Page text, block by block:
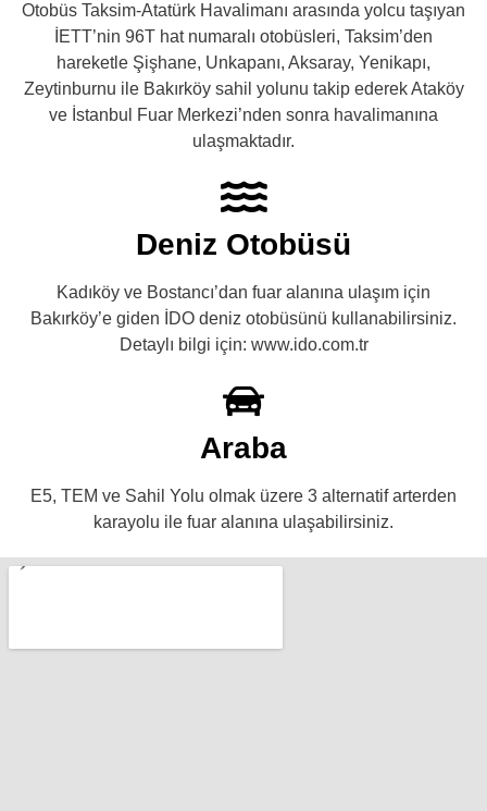
Otobüs Taksim-Atatürk Havalimanı arasında yolcu taşıyan
İETT’nin 96T hat numaralı otobüsleri, Taksim’den
hareketle Şişhane, Unkapanı, Aksaray, Yenikapı,
Zeytinburnu ile Bakırköy sahil yolunu takip ederek Ataköy
ve İstanbul Fuar Merkezi’nden sonra havalimanına
ulaşmaktadır.
Deniz Otobüsü
Kadıköy ve Bostancı’dan fuar alanına ulaşım için
Bakırköy’e giden İDO deniz otobüsünü kullanabilirsiniz.
Detaylı bilgi için: www.ido.com.tr
Araba
E5, TEM ve Sahil Yolu olmak üzere 3 alternatif arterden
karayolu ile fuar alanına ulaşabilirsiniz.